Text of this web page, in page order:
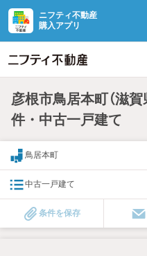
ニフティ不動産
購入アプリ
彦根市鳥居本町（滋
件・中古一戸建て
鳥居本町
中古一戸建て
条件を保存